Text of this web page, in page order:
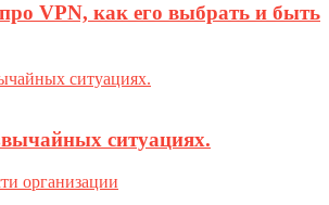
VPN, как его выбрать и быть
ситуациях.